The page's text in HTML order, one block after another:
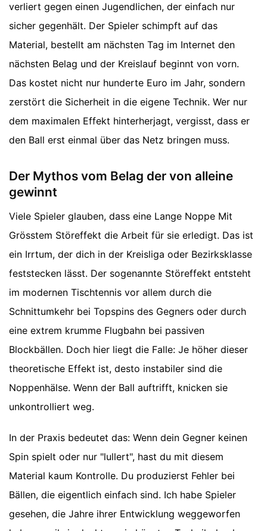
verliert gegen einen Jugendlichen, der einfach nur
sicher gegenhält. Der Spieler schimpft auf das
Material, bestellt am nächsten Tag im Internet den
nächsten Belag und der Kreislauf beginnt von vorn.
Das kostet nicht nur hunderte Euro im Jahr, sondern
zerstört die Sicherheit in die eigene Technik. Wer nur
dem maximalen Effekt hinterherjagt, vergisst, dass er
den Ball erst einmal über das Netz bringen muss.
Der Mythos vom Belag der von alleine
gewinnt
Viele Spieler glauben, dass eine Lange Noppe Mit
Grösstem Störeffekt die Arbeit für sie erledigt. Das ist
ein Irrtum, der dich in der Kreisliga oder Bezirksklasse
feststecken lässt. Der sogenannte Störeffekt entsteht
im modernen Tischtennis vor allem durch die
Schnittumkehr bei Topspins des Gegners oder durch
eine extrem krumme Flugbahn bei passiven
Blockbällen. Doch hier liegt die Falle: Je höher dieser
theoretische Effekt ist, desto instabiler sind die
Noppenhälse. Wenn der Ball auftrifft, knicken sie
unkontrolliert weg.
In der Praxis bedeutet das: Wenn dein Gegner keinen
Spin spielt oder nur "lullert", hast du mit diesem
Material kaum Kontrolle. Du produzierst Fehler bei
Bällen, die eigentlich einfach sind. Ich habe Spieler
gesehen, die Jahre ihrer Entwicklung weggeworfen